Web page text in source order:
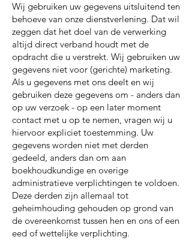
Wij gebruiken uw gegevens uitsluitend ten
behoeve van onze dienstverlening. Dat wil
zeggen dat het doel van de verwerking
altijd direct verband houdt met de
opdracht die u verstrekt. Wij gebruiken uw
gegevens niet voor (gerichte) marketing.
Als u gegevens met ons deelt en wij
gebruiken deze gegevens om - anders dan
op uw verzoek - op een later moment
contact met u op te nemen, vragen wij u
hiervoor expliciet toestemming. Uw
gegevens worden niet met derden
gedeeld, anders dan om aan
boekhoudkundige en overige
administratieve verplichtingen te voldoen.
Deze derden zijn allemaal tot
geheimhouding gehouden op grond van
de overeenkomst tussen hen en ons of een
eed of wettelijke verplichting.